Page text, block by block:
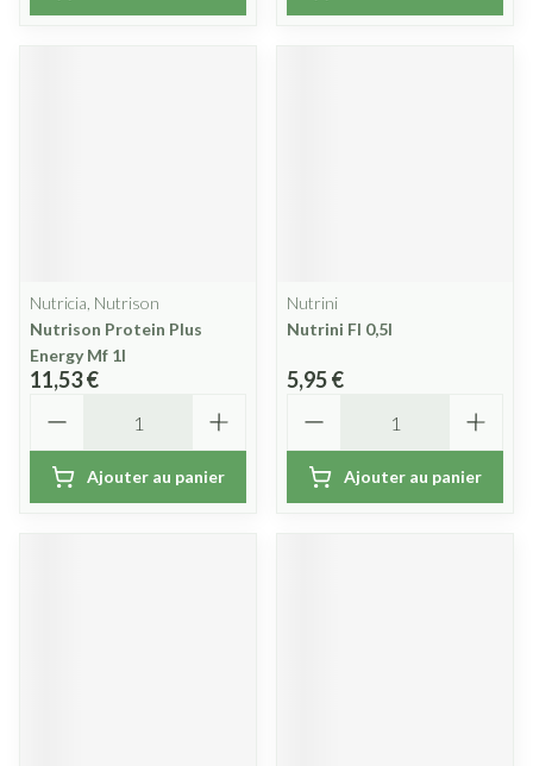
Nutricia, Nutrison
Nutrison Protein Plus
Energy Mf 1l
11,53 €
Ajouter au panier
Nutrini
Nutrini Fl 0,5l
5,95 €
Ajouter au panier